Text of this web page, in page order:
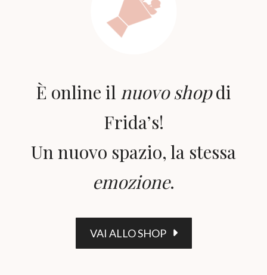
È online il nuovo shopdi
Frida’s!
Un nuovo spazio, la stessa
emozione.
VAI ALLO SHOP